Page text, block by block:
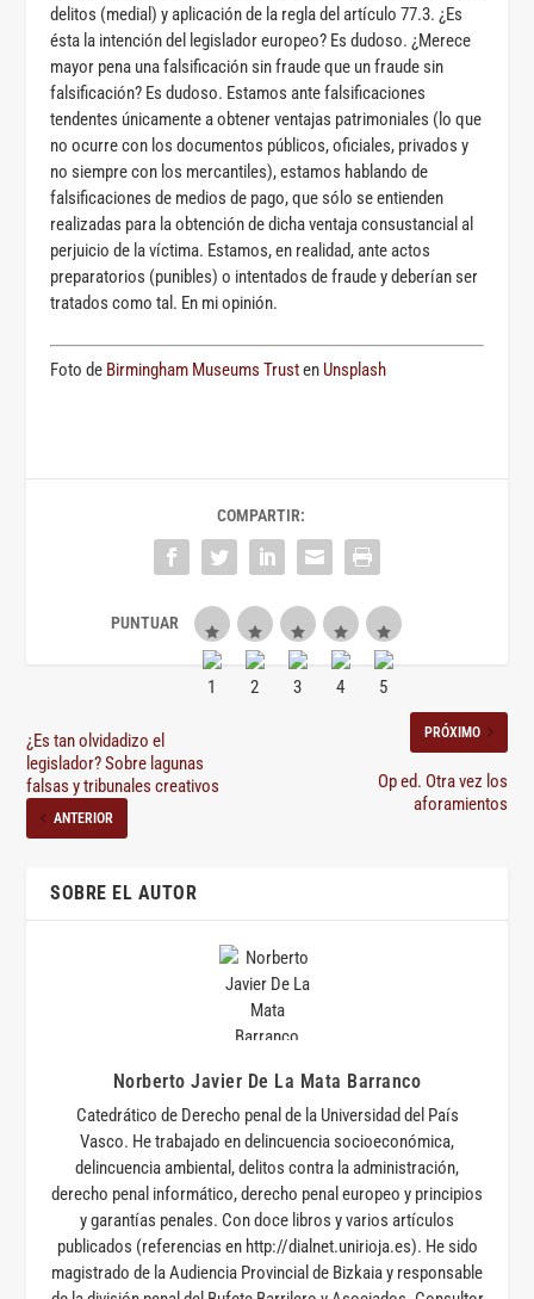
delitos (medial) y aplicación de la regla del artículo 77.3. ¿Es
ésta la intención del legislador europeo? Es dudoso. ¿Merece
mayor pena una falsificación sin fraude que un fraude sin
falsificación? Es dudoso. Estamos ante falsificaciones
tendentes únicamente a obtener ventajas patrimoniales (lo que
no ocurre con los documentos públicos, oficiales, privados y
no siempre con los mercantiles), estamos hablando de
falsificaciones de medios de pago, que sólo se entienden
realizadas para la obtención de dicha ventaja consustancial al
perjuicio de la víctima. Estamos, en realidad, ante actos
preparatorios (punibles) o intentados de fraude y deberían ser
tratados como tal. En mi opinión.
Foto de Birmingham Museums Trusten Unsplash
COMPARTIR:
¿Es tan olvidadizo el
legislador? Sobre lagunas
falsas y tribunales creativos
ANTERIOR
PRÓXIMO
Op ed. Otra vez los
aforamientos
SOBRE EL AUTOR
Norberto Javier De La Mata Barranco
Catedrático de Derecho penal de la Universidad del País
Vasco. He trabajado en delincuencia socioeconómica,
delincuencia ambiental, delitos contra la administración,
derecho penal informático, derecho penal europeo y principios
y garantías penales. Con doce libros y varios artículos
publicados (referencias en http://dialnet.unirioja.es). He sido
magistrado de la Audiencia Provincial de Bizkaia y responsable